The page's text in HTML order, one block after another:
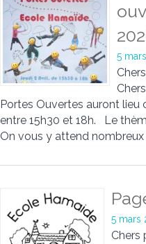
5
Portes Ouvertes auront lieu
entre 15h30 et 18h. Le
On vous y attend nombreux
5 mars
Chers